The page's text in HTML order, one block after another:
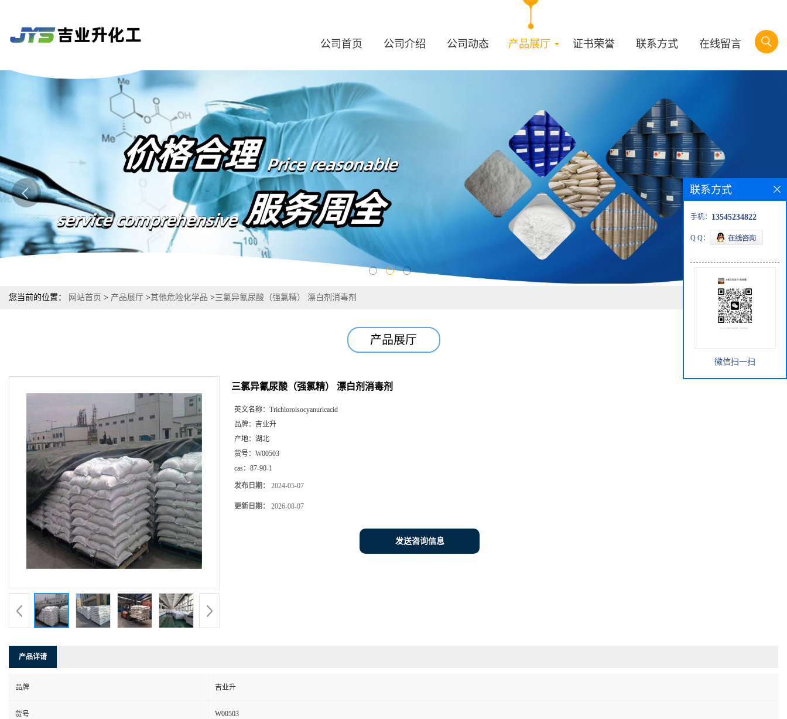
公司首页 公司介绍 公司动态 产品展厅 证书荣誉 联系方式 在线留言
您当前的位置： 网站首页 > 产品展厅 >其他危险化学品 >三氯异氰尿酸（强氯精） 漂白剂消毒剂
产品展厅
三氯异氰尿酸（强氯精） 漂白剂消毒剂
英文名称： Trichloroisocyanuricacid
品牌： 吉业升
产地： 湖北
货号： W00503
cas： 87-90-1
发布日期： 2024-05-07
更新日期： 2026-08-07
发送咨询信息
产品详请
品牌 吉业升
货号 W00503
联系方式
手机： 13545234822
Q Q：
微信扫一扫